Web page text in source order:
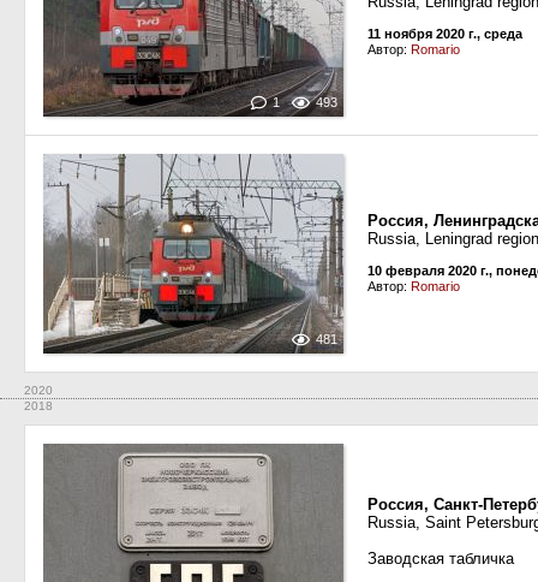
1 493
11 ноября 2020 г., среда
Автор: Romario
481
Россия,
Russia, Leningrad
10 февраля 2020 г.,
Автор: Romario
2020
2018
Россия, Санкт-
Russia, Saint
Заводская табличка